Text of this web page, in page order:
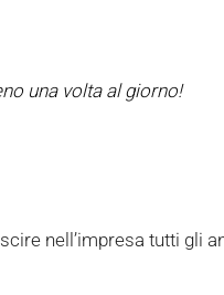
una volta al giorno!
nell’impresa tutti gli